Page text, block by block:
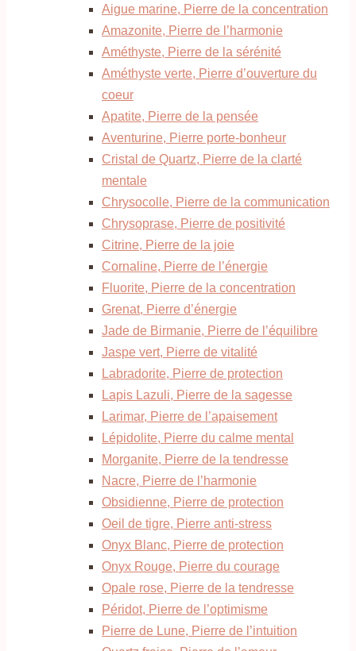
Aigue marine, Pierre de la concentration
Amazonite, Pierre de l’harmonie
Améthyste, Pierre de la sérénité
Améthyste verte, Pierre d’ouverture du
coeur
Apatite, Pierre de la pensée
Aventurine, Pierre porte-bonheur
Cristal de Quartz, Pierre de la clarté
mentale
Chrysocolle, Pierre de la communication
Chrysoprase, Pierre de positivité
Citrine, Pierre de la joie
Cornaline, Pierre de l’énergie
Fluorite, Pierre de la concentration
Grenat, Pierre d’énergie
Jade de Birmanie, Pierre de l’équilibre
Jaspe vert, Pierre de vitalité
Labradorite, Pierre de protection
Lapis Lazuli, Pierre de la sagesse
Larimar, Pierre de l’apaisement
Lépidolite, Pierre du calme mental
Morganite, Pierre de la tendresse
Nacre, Pierre de l’harmonie
Obsidienne, Pierre de protection
Oeil de tigre, Pierre anti-stress
Onyx Blanc, Pierre de protection
Onyx Rouge, Pierre du courage
Opale rose, Pierre de la tendresse
Péridot, Pierre de l’optimisme
Pierre de Lune, Pierre de l’intuition